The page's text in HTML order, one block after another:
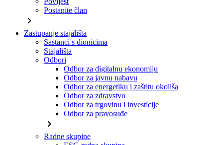
Postanite član
chevron_right
Zastupanje stajališta
Sastanci s dionicima
Stajališta
Odbori
Odbor za digitalnu ekonomiju
Odbor za javnu nabavu
Odbor za energetiku i zaštitu okoliša
Odbor za zdravstvo
Odbor za trgovinu i investicije
Odbor za pravosuđe
chevron_right
Radne skupine